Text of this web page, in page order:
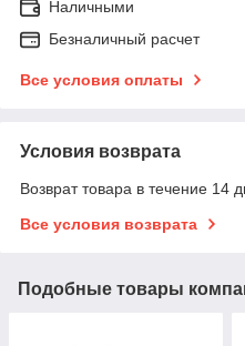
Наличными
Безналичный расчет
Все условия оплаты
Условия возврата
Возврат товара в течение 14
Все условия возврата
Подобные товары